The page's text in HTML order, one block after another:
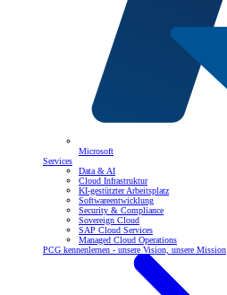
Microsoft
Services
Data & AI
Cloud Infrastruktur
KI-gestützter Arbeitsplatz
Softwareentwicklung
Security & Compliance
Sovereign Cloud
SAP Cloud Services
Managed Cloud Operations
PCG kennenlernen - unsere Vision, unsere Mission